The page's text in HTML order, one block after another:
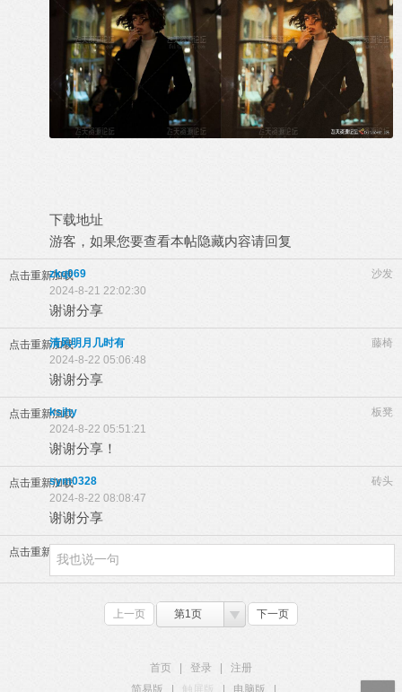
下载地址
游客，如果您要查看本帖隐藏内容请回复
点击重新加载 沙发
zkq069
2024-8-21 22:02:30
谢谢分享
点击重新加载 藤椅
清风明月几时有
2024-8-22 05:06:48
谢谢分享
点击重新加载 板凳
ksjhy
2024-8-22 05:51:21
谢谢分享！
点击重新加载 砖头
sym0328
2024-8-22 08:08:47
谢谢分享
点击重新加载
上一页 第1页 下一页
首页 | 登录 |
注册
简易版
| 触屏版 | 电脑版 |